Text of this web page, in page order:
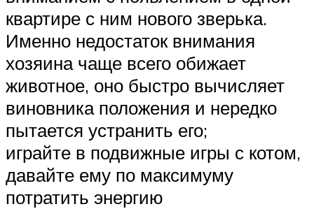
квартире с ним нового зверька.
Именно недостаток внимания
хозяина чаще всего обижает
животное, оно быстро вычисляет
виновника положения и нередко
пытается устранить его;
играйте в подвижные игры с котом,
давайте ему по максимуму
потратить энергию